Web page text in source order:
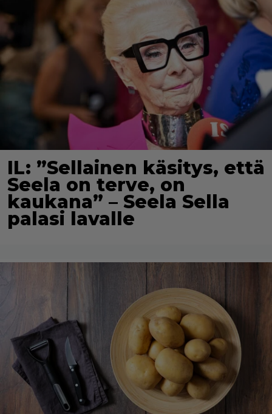
IL: ”Sellainen käsitys, että
Seela on terve, on
kaukana” – Seela Sella
palasi lavalle